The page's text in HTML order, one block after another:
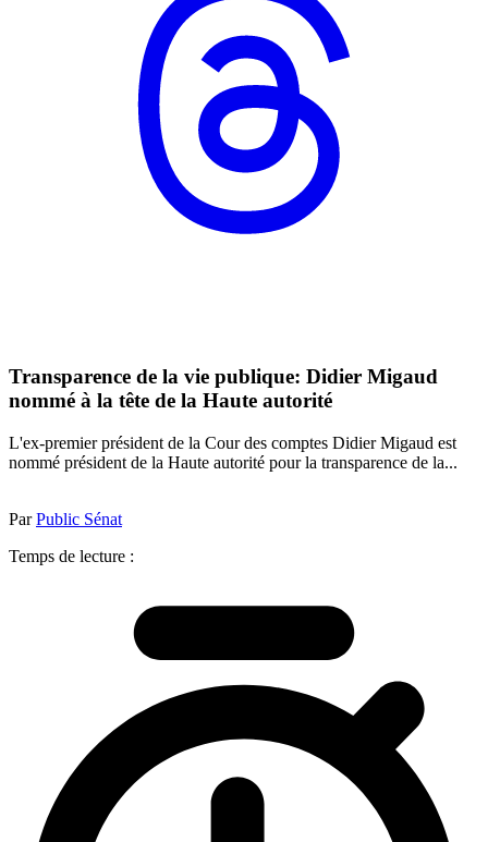
Transparence de la vie publique: Didier Migaud
nommé à la tête de la Haute autorité
L'ex-premier président de la Cour des comptes Didier Migaud est
nommé président de la Haute autorité pour la transparence de la...
ParPublic Sénat
Temps de lecture :